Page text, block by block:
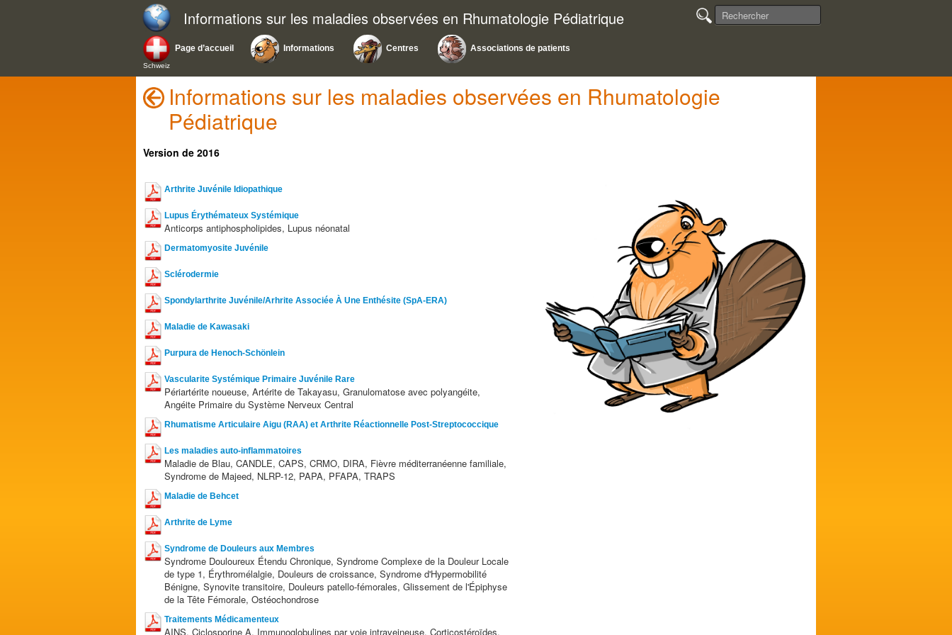
Informations sur les maladies observées en Rhumatologie Pédiatrique
Page d’accueil
Schweiz
Informations Centres Associations de patients
Informations sur les maladies observées en Rhumatologie
Pédiatrique
Version de 2016
Arthrite Juvénile Idiopathique
Lupus Érythémateux Systémique
Anticorps antiphospholipides, Lupus néonatal
Dermatomyosite Juvénile
Sclérodermie
Spondylarthrite Juvénile/Arhrite Associée À Une Enthésite (SpA-ERA)
Maladie de Kawasaki
Purpura de Henoch-Schönlein
Vascularite Systémique Primaire Juvénile Rare
Périartérite noueuse, Artérite de Takayasu, Granulomatose avec polyangéite,
Angéite Primaire du Système Nerveux Central
Rhumatisme Articulaire Aigu (RAA) et Arthrite Réactionnelle Post-Streptococcique
Les maladies auto-inflammatoires
Maladie de Blau, CANDLE, CAPS, CRMO, DIRA, Fièvre méditerranéenne familiale,
Syndrome de Majeed, NLRP-12, PAPA, PFAPA, TRAPS
Maladie de Behcet
Arthrite de Lyme
Syndrome de Douleurs aux Membres
Syndrome Douloureux Étendu Chronique, Syndrome Complexe de la Douleur Locale
de type 1, Érythromélalgie, Douleurs de croissance, Syndrome d'Hypermobilité
Bénigne, Synovite transitoire, Douleurs patello-fémorales, Glissement de l'Épiphyse
de la Tête Fémorale, Ostéochondrose
Traitements Médicamenteux
AINS, Ciclosporine A, Immunoglobulines par voie intraveineuse, Corticostéroïdes,